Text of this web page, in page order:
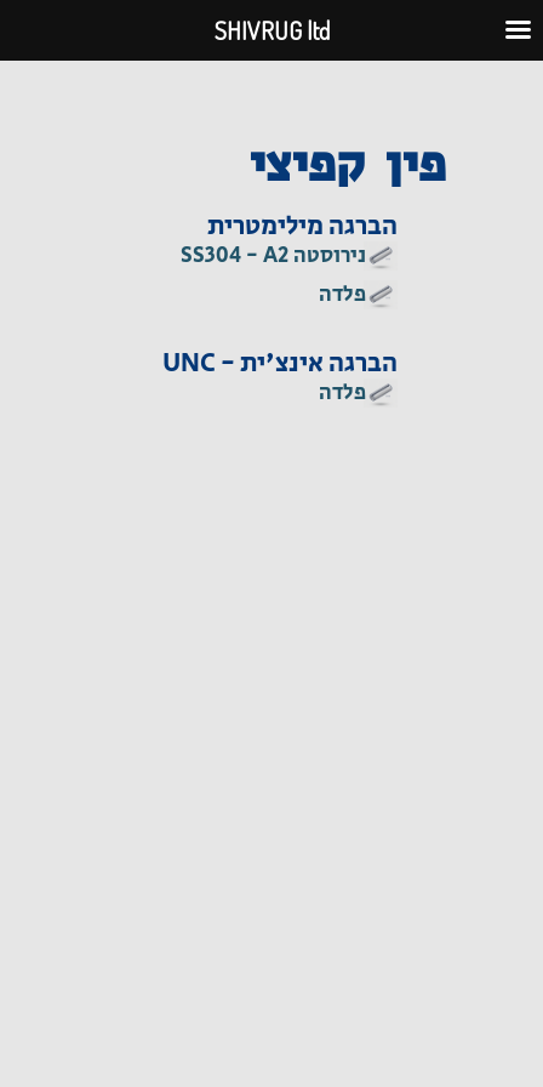
לתוכן
פין קפיצי
הברגה מילימטרית
נירוסטה SS304 - A2
פלדה
הברגה אינצ'ית - UNC
פלדה
SHIVRUG ltd